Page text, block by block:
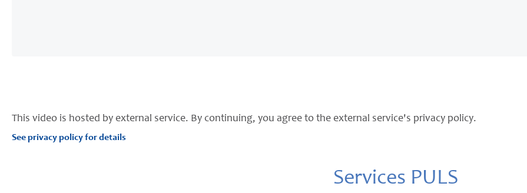
This video is hosted by external service. By continuing, you agree to the external service's privacy policy.
See privacy policy for details
Services PULS